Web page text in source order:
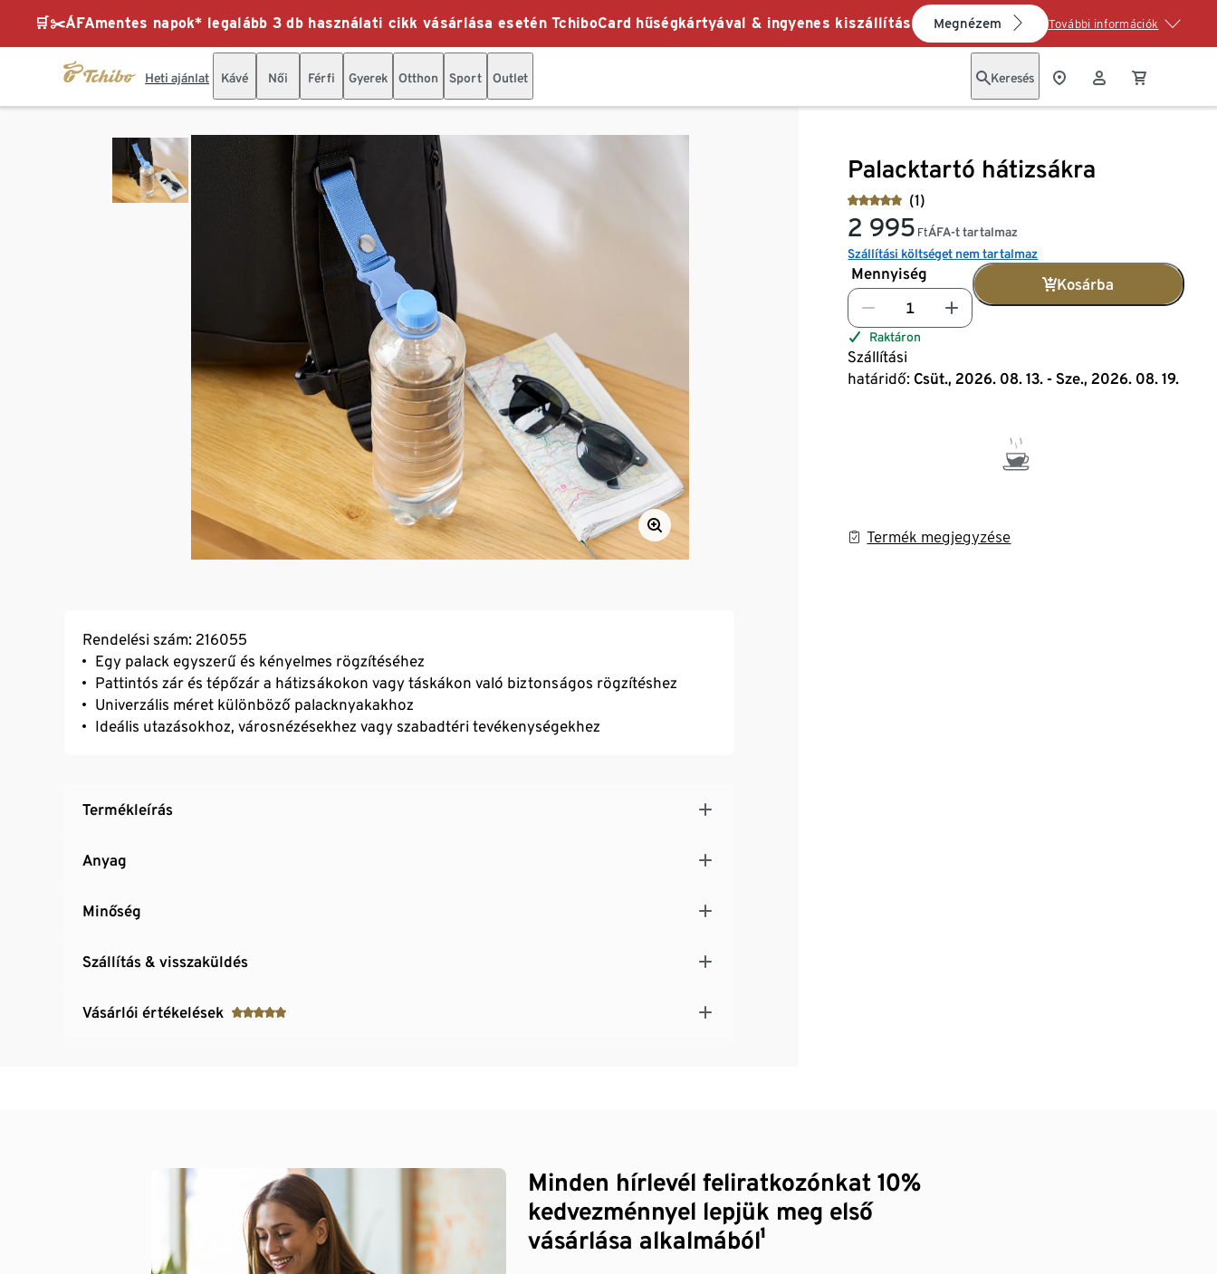
🛒✂️ÁFAmentes napok* legalább 3 db használati cikk vásárlása esetén TchiboCard hűségkártyával & ingyenes kiszállítás Megnézem További információk
Heti ajánlat Kávé Női Férfi Gyerek Otthon Sport Outlet Keresés
Palacktartó hátizsákra
(1)
2 995 FtÁFA-t tartalmaz
Szállítási költséget nem tartalmaz
Mennyiség
Kosárba
Raktáron
Szállítási
határidő: Csüt., 2026. 08. 13. - Sze., 2026. 08. 19.
Termék megjegyzése
Rendelési szám: 216055
Egy palack egyszerű és kényelmes rögzítéséhez
Pattintós zár és tépőzár a hátizsákokon vagy táskákon való biztonságos rögzítéshez
Univerzális méret különböző palacknyakakhoz
Ideális utazásokhoz, városnézésekhez vagy szabadtéri tevékenységekhez
Termékleírás
Anyag
Minőség
Szállítás & visszaküldés
Vásárlói értékelések
Minden hírlevél feliratkozónkat 10%
kedvezménnyel lepjük meg első
vásárlása alkalmából¹